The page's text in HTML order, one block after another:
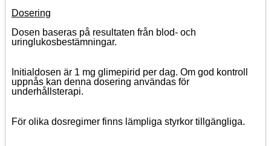
Dosering
Dosen baseras på resultaten från blod- och
uringlukosbestämningar.
Initialdosen är 1 mg glimepirid per dag. Om god kontroll
uppnås kan denna dosering användas för
underhållsterapi.
För olika dosregimer finns lämpliga styrkor tillgängliga.